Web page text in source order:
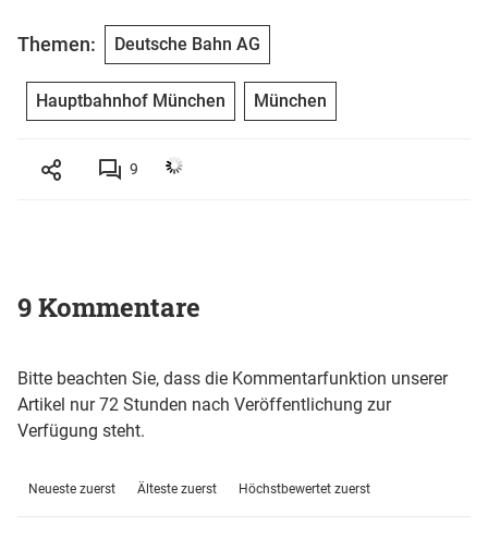
Themen: Deutsche Bahn AG
Hauptbahnhof München München
9
9 Kommentare
Bitte beachten Sie, dass die Kommentarfunktion unserer
Artikel nur 72 Stunden nach Veröffentlichung zur
Verfügung steht.
Neueste zuerst Älteste zuerst Höchstbewertet zuerst